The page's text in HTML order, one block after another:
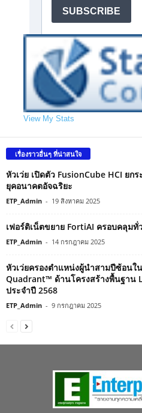
View My Stats
เรื่องราวอื่นๆ ที่น่าสนใจ
หัวเว่ย เปิดตัว FusionCube HCI ย
ยุคอนาคตอัจฉริยะ
ETP_Admin - 19 สิงหาคม 2025
เฟอร์ติเน็ตขยาย FortiAI ครอบคลุม
ETP_Admin - 14 กรกฎาคม 2025
หัวเว่ยครองตำแหน่งผู้นำสามปีซ้อน
Quadrant™ ด้านโครงสร้างพื้นฐาน
ประจำปี 2568
ETP_Admin - 9 กรกฎาคม 2025